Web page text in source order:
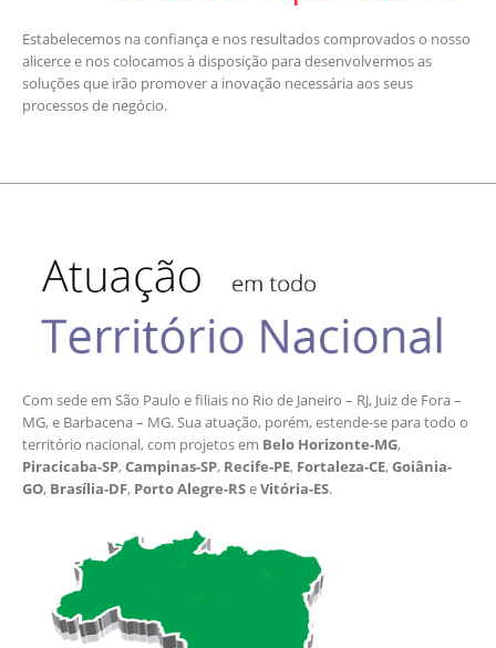
Estabelecemos na confiança e nos resultados comprovados o nosso
alicerce e nos colocamos à disposição para desenvolvermos as
soluções que irão promover a inovação necessária aos seus
processos de negócio.
Com sede em São Paulo e filiais no Rio de Janeiro – RJ, Juiz de Fora –
MG, e Barbacena – MG. Sua atuação, porém, estende-se para todo o
território nacional, com projetos em Belo Horizonte-MG,
Piracicaba-SP,Campinas-SP, Recife-PE, Fortaleza-CE,Goiânia-
GO, Brasília-DF, Porto Alegre-RSeVitória-ES.